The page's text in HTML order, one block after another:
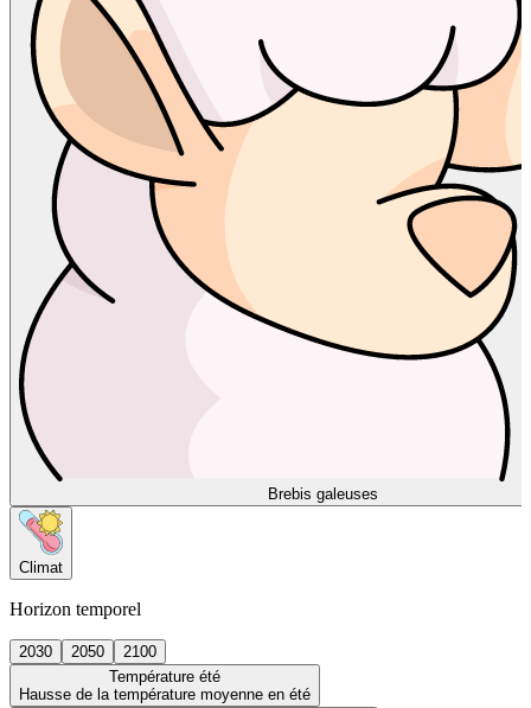
Brebis galeuses
Climat
Horizon temporel
2030 2050
2100
Température été
Hausse de la température moyenne en été